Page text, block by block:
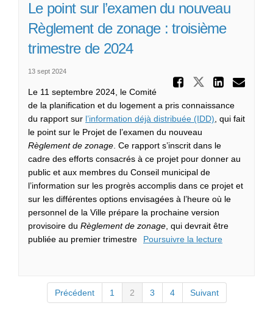
Le point sur l’examen du nouveau
Règlement de zonage : troisième
trimestre de 2024
13 sept 2024
Partager
Le 11 septembre 2024, le Comité
de la planification et du logement a pris connaissance
du rapport sur l’information déjà distribuée (IDD) (Liens
, qui fait
le point sur le Projet de l’examen du nouveau
Règlement de zonage. Ce rapport s’inscrit dans le
cadre des efforts consacrés à ce projet pour donner au
public et aux membres du Conseil municipal de
l’information sur les progrès accomplis dans ce projet et
sur les différentes options envisagées à l’heure où le
personnel de la Ville prépare la prochaine version
provisoire du Règlement de zonage, qui devrait être
publiée au premier trimestre
Poursuivre la lecture
Précédent 1 2 3 4 Suivant